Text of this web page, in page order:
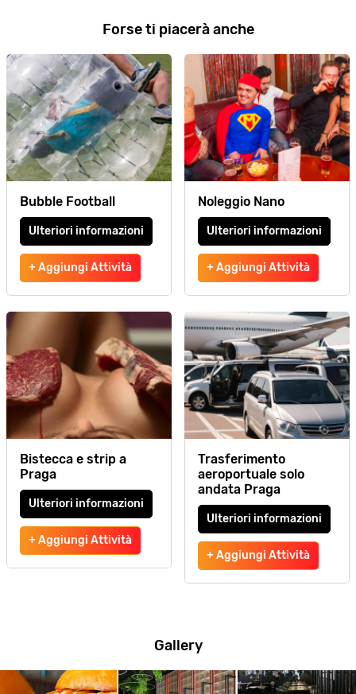
Forse ti piacerà anche
Bubble Football
Ulteriori informazioni
+ Aggiungi Attività
Noleggio Nano
Ulteriori informazioni
+ Aggiungi Attività
Bistecca e strip a
Praga
Ulteriori informazioni
+ Aggiungi Attività
Trasferimento
aeroportuale solo
andata Praga
Ulteriori informazioni
+ Aggiungi Attività
Gallery